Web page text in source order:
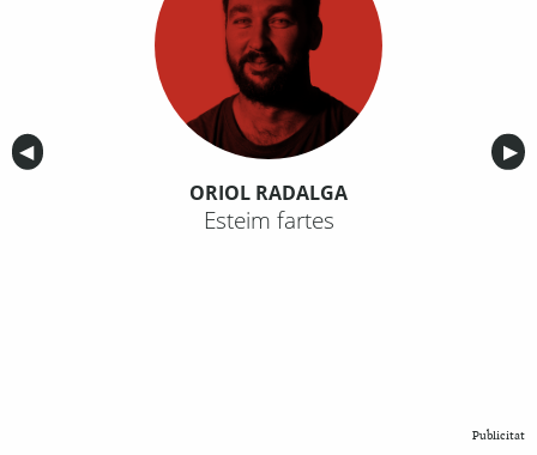
Anterior
◀︎ ▶︎
ORIOL RADALGA
Esteim fartes
Publicitat